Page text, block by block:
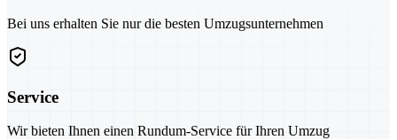
Bei uns erhalten Sie nur die besten Umzugsunternehmen
Service
Wir bieten Ihnen einen Rundum-Service für Ihren Umzug